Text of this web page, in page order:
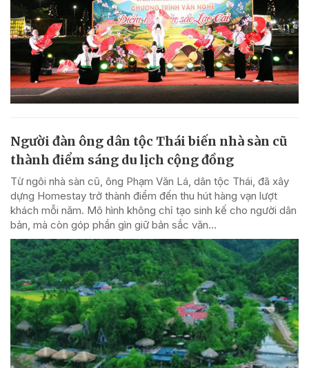
Người đàn ông dân tộc Thái biến nhà sàn cũ
thành điểm sáng du lịch cộng đồng
Từ ngôi nhà sàn cũ, ông Phạm Văn Lá, dân tộc Thái, đã xây
dựng Homestay trở thành điểm đến thu hút hàng vạn lượt
khách mỗi năm. Mô hình không chỉ tạo sinh kế cho người dân
bản, mà còn góp phần gìn giữ bản sắc văn...